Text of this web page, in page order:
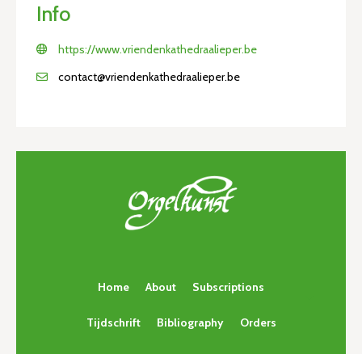
Info
https://www.vriendenkathedraalieper.be
contact@vriendenkathedraalieper.be
Home About Subscriptions
Tijdschrift Bibliography Orders